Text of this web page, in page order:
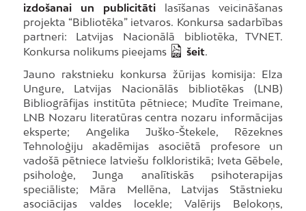
izdošanai un publicitāti lasīšanas veicināšanas
projekta “Bibliotēka” ietvaros. Konkursa sadarbības
partneri: Latvijas Nacionālā bibliotēka, TVNET.
Konkursa nolikums pieejams
šeit.
Jauno rakstnieku konkursa žūrijas komisija: Elza
Ungure, Latvijas Nacionālās bibliotēkas (LNB)
Bibliogrāfijas institūta pētniece; Mudīte Treimane,
LNB Nozaru literatūras centra nozaru informācijas
eksperte; Angelika Juško-Štekele, Rēzeknes
Tehnoloģiju akadēmijas asociētā profesore un
vadošā pētniece latviešu folkloristikā; Iveta Gēbele,
psiholoģe, Junga analītiskās psihoterapijas
speciāliste; Māra Mellēna, Latvijas Stāstnieku
asociācijas valdes locekle; Valērijs Belokoņs,